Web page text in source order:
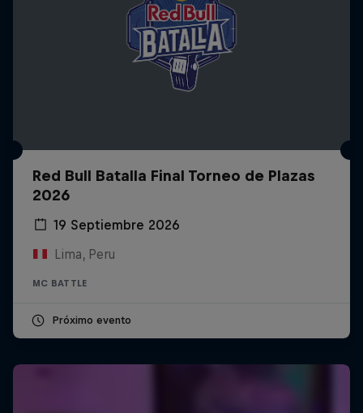
Red Bull Batalla Final Torneo de Plazas
2026
19 Septiembre 2026
Lima, Peru
MC BATTLE
Próximo evento